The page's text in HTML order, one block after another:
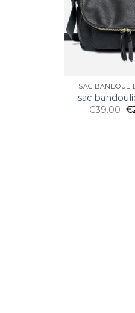
SAC
sac
€39.00 €